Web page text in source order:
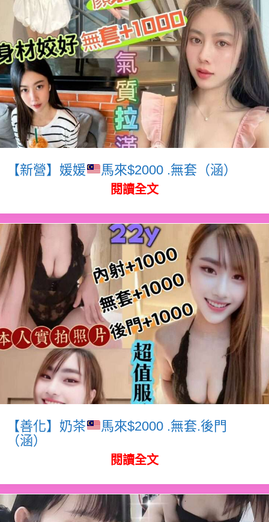
【新營】媛媛 馬來$2000 .無套（涵）
閱讀全文
【善化】奶茶
馬來$2000 .無套.後門
（涵）
閱讀全文